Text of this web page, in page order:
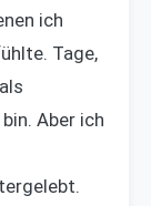
ich
Tage,
Aber ich